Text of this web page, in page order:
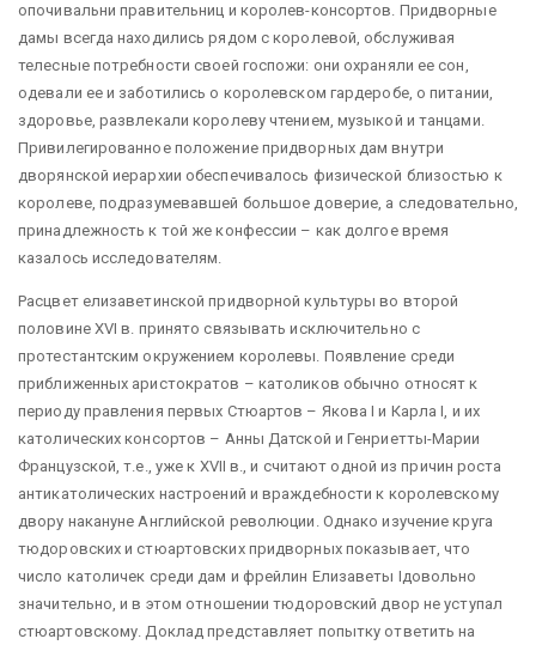
опочивальни правительниц и королев-консортов. Придворные
дамы всегда находились рядом с королевой, обслуживая
телесные потребности своей госпожи: они охраняли ее сон,
одевали ее и заботились о королевском гардеробе, о питании,
здоровье, развлекали королеву чтением, музыкой и танцами.
Привилегированное положение придворных дам внутри
дворянской иерархии обеспечивалось физической близостью к
королеве, подразумевавшей большое доверие, а следовательно,
принадлежность к той же конфессии – как долгое время
казалось исследователям.
Расцвет елизаветинской придворной культуры во второй
половине XVI в. принято связывать исключительно с
протестантским окружением королевы. Появление среди
приближенных аристократов – католиков обычно относят к
периоду правления первых Стюартов – Якова I и Карла I, и их
католических консортов – Анны Датской и Генриетты-Марии
Французской, т.е., уже к XVII в., и считают одной из причин роста
антикатолических настроений и враждебности к королевскому
двору накануне Английской революции. Однако изучение круга
тюдоровских и стюартовских придворных показывает, что
число католичек среди дам и фрейлин Елизаветы Iдовольно
значительно, и в этом отношении тюдоровский двор не уступал
стюартовскому. Доклад представляет попытку ответить на